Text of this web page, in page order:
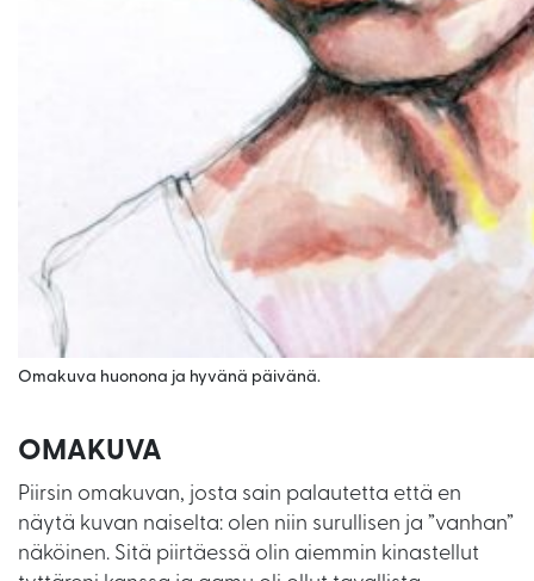
Omakuva huonona ja hyvänä päivänä.
OMAKUVA
Piirsin omakuvan, josta sain palautetta että en
näytä kuvan naiselta: olen niin surullisen ja ”vanhan”
näköinen. Sitä piirtäessä olin aiemmin kinastellut